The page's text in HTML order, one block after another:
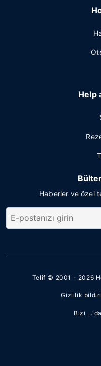
Help
Haberler ve özel
Telif © 2001 - 2026
Gizlilik
Bizi